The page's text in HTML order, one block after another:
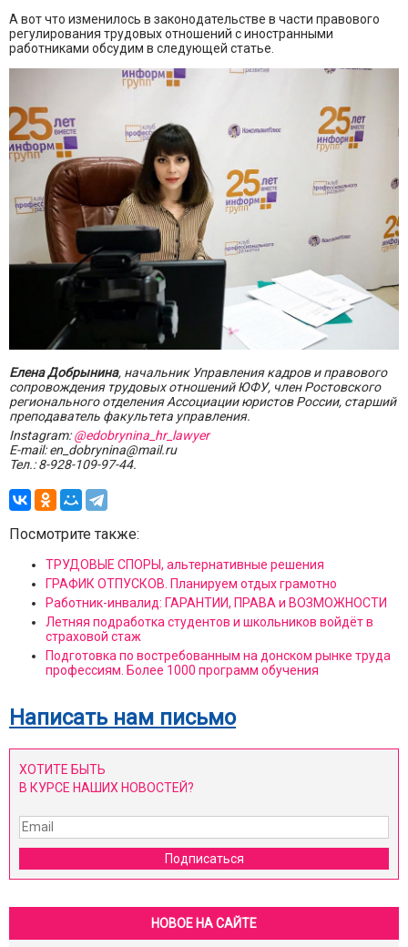
А вот что изменилось в законодательстве в части правового
регулирования трудовых отношений с иностранными
работниками обсудим в следующей статье.
Елена Добрынина, начальник Управления кадров и правового
сопровождения трудовых отношений ЮФУ, член Ростовского
регионального отделения Ассоциации юристов России, старший
преподаватель факультета управления.
Instagram:@edobrynina_hr_lawyer
Е-mail: en_dobrynina@mail.ru
Тел.: 8-928-109-97-44.
Посмотрите также:
ТРУДОВЫЕ СПОРЫ, альтернативные решения
ГРАФИК ОТПУСКОВ. Планируем отдых грамотно
Работник-инвалид: ГАРАНТИИ, ПРАВА и ВОЗМОЖНОСТИ
Летняя подработка студентов и школьников войдёт в
страховой стаж
Подготовка по востребованным на донском рынке труда
профессиям. Более 1000 программ обучения
Написать нам письмо
ХОТИТЕ БЫТЬ
В КУРСЕ НАШИХ НОВОСТЕЙ?
Подписаться
НОВОЕ НА САЙТЕ